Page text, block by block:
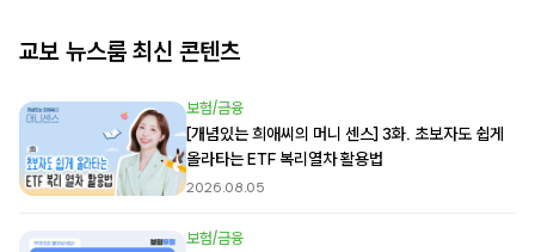
교보 뉴스룸 최신 콘텐츠
보험/금융
[개념있는 희애씨의 머니 센스] 3화. 초보자도 쉽게
올라타는 ETF 복리열차 활용법
2026.08.05
보험/금융